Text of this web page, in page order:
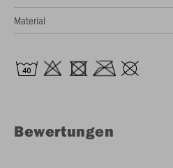
Material
Bewertungen